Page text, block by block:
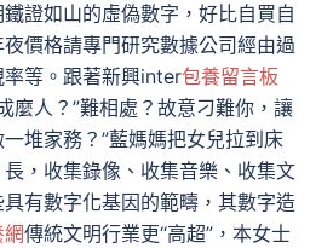
證如山的虛偽數字，好比自買自
價格請專門研究數據公司經由過
等。跟著新興inter包養留言板
麼人？”難相處？故意刁難你，讓
堆家務？”藍媽媽把女兒拉到床
，收集錄像、收集音樂、收集文
有數字化基因的範疇，其數字造
傳統文明行業更“高超”，本女士